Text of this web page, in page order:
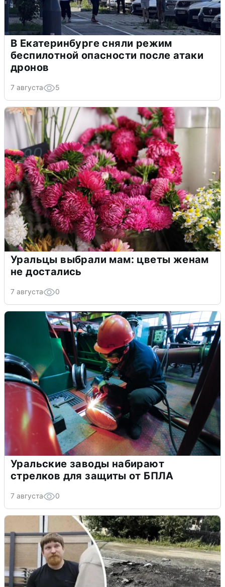
В Екатеринбурге сняли режим
беспилотной опасности после атаки
дронов
7 августа 5
Уральцы выбрали мам: цветы женам
не достались
7 августа 0
Уральские заводы набирают
стрелков для защиты от БПЛА
7 августа 0